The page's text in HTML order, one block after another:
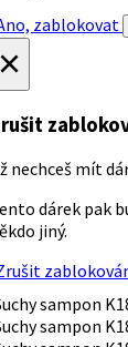
zablokovat
nechceš mít
dárek pak
jiný.